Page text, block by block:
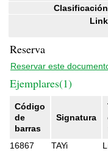
Reserva
Reservar este
Ejemplares(1)
Código
de
barras
Signatura
16867
TAYi